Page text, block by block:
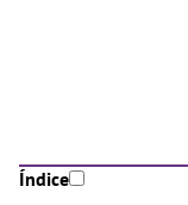
Índice